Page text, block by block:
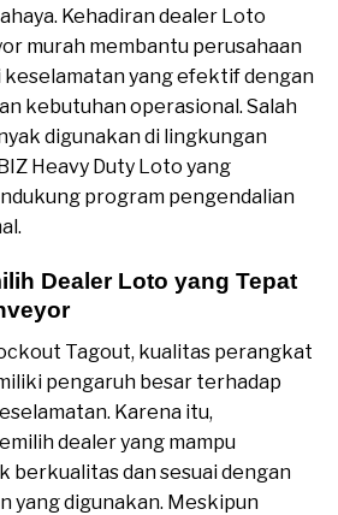
Kehadiran dealer Loto
murah membantu perusahaan
keselamatan yang efektif dengan
kebutuhan operasional. Salah
digunakan di lingkungan
Heavy Duty Loto yang
program pengendalian
Dealer Loto yang Tepat
Tagout, kualitas perangkat
pengaruh besar terhadap
Karena itu,
dealer yang mampu
berkualitas dan sesuai dengan
yang digunakan. Meskipun